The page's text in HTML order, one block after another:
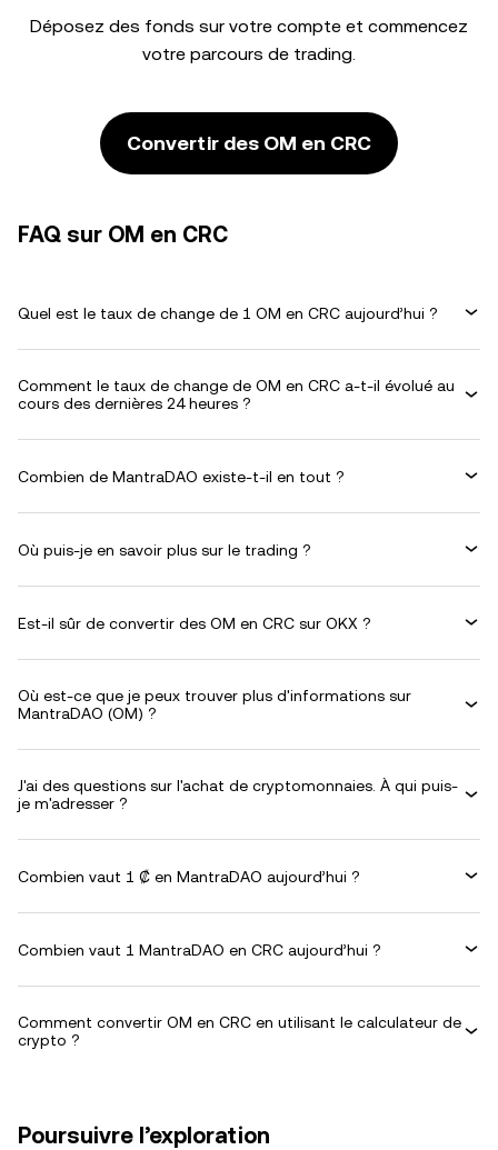
Déposez des fonds sur votre compte et commencez
votre parcours de trading.
Convertir des OM en CRC
FAQ sur OM en CRC
Quel est le taux de change de 1 OM en CRC aujourd’hui ?
Comment le taux de change de OM en CRC a-t-il évolué au
cours des dernières 24 heures ?
Combien de MantraDAO existe-t-il en tout ?
Où puis-je en savoir plus sur le trading ?
Est-il sûr de convertir des OM en CRC sur OKX ?
Où est-ce que je peux trouver plus d'informations sur
MantraDAO (OM) ?
J'ai des questions sur l'achat de cryptomonnaies. À qui puis-
je m'adresser ?
Combien vaut 1 ₡ en MantraDAO aujourd’hui ?
Combien vaut 1 MantraDAO en CRC aujourd’hui ?
Comment convertir OM en CRC en utilisant le calculateur de
crypto ?
Poursuivre l’exploration